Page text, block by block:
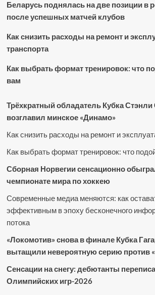
Беларусь поднялась на две позиции в
после успешных матчей клубов
Как снизить расходы на ремонт и
транспорта
Как выбрать формат тренировок: что
вам
Трёхкратный обладатель Кубка
возглавил минское «Динамо»
Как снизить расходы на ремонт и
Как выбрать формат тренировок: что
Сборная Норвегии сенсационно
чемпионате мира по хоккею
Современные медиа меняются: как
эффективным в эпоху бесконечного
потока
«Локомотив» снова в финале Кубка
вытащили невероятную серию против
Сенсации на снегу: дебютанты
Олимпийских игр-2026